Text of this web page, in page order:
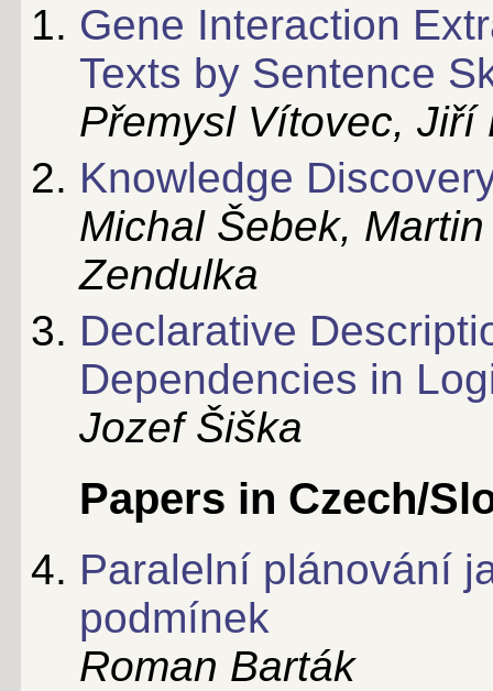
Gene Interaction
Texts by Sentence
Přemysl Vítovec, Jiří
Knowledge
Michal Šebek,
Zendulka
Declarative
Dependencies in
Jozef Šiška
Papers in Czech/
Paralelní plánování
podmínek
Roman Barták